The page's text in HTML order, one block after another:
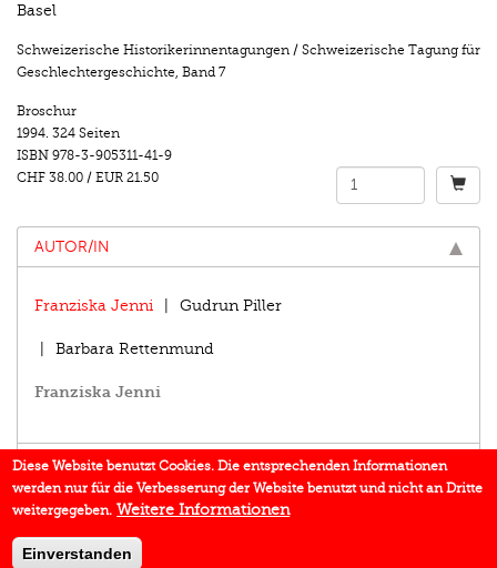
Basel
Schweizerische Historikerinnentagungen / Schweizerische Tagung für
Geschlechtergeschichte, Band 7
Broschur
1994. 324 Seiten
ISBN 978-3-905311-41-9
CHF 38.00 / EUR 21.50
AUTOR/IN
Franziska Jenni Gudrun Piller
Barbara Rettenmund
Franziska Jenni
EINBLICK
BUCHREIHE
DOWNLOADS
Diese Website benutzt Cookies. Die entsprechenden Informationen
werden nur für die Verbesserung der Website benutzt und nicht an Dritte
weitergegeben. Weitere Informationen
Einverstanden